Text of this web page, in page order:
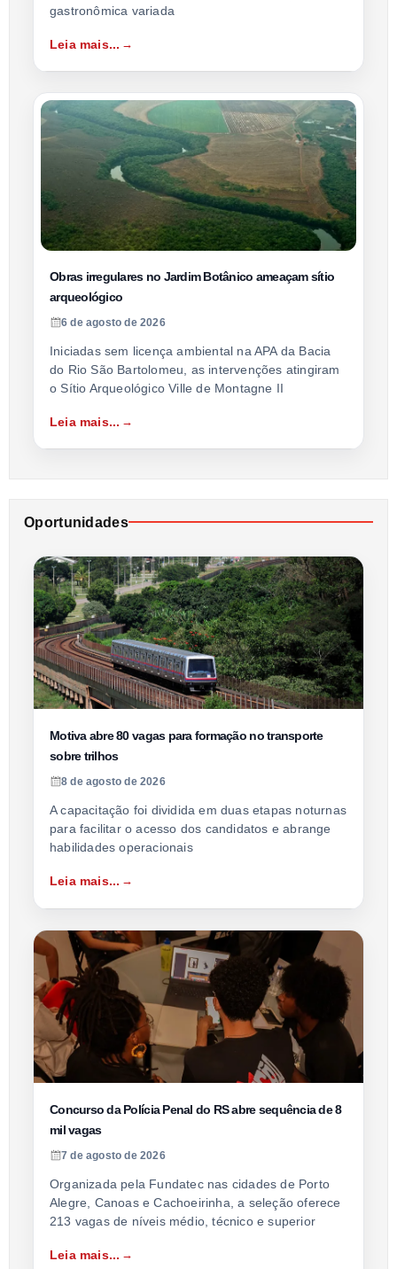
gastronômica variada
Leia mais...
Obras irregulares no Jardim Botânico ameaçam sítio
arqueológico
6 de agosto de 2026
Iniciadas sem licença ambiental na APA da Bacia
do Rio São Bartolomeu, as intervenções atingiram
o Sítio Arqueológico Ville de Montagne II
Leia mais...
Oportunidades
Motiva abre 80 vagas para formação no transporte
sobre trilhos
8 de agosto de 2026
A capacitação foi dividida em duas etapas noturnas
para facilitar o acesso dos candidatos e abrange
habilidades operacionais
Leia mais...
Concurso da Polícia Penal do RS abre sequência de 8
mil vagas
7 de agosto de 2026
Organizada pela Fundatec nas cidades de Porto
Alegre, Canoas e Cachoeirinha, a seleção oferece
213 vagas de níveis médio, técnico e superior
Leia mais...